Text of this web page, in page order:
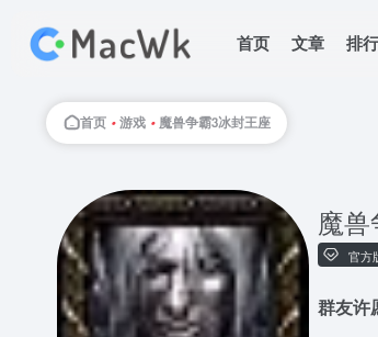
首页 文章 排行
首页 • 游戏 • 魔兽争霸3冰封王座
魔
官方
群友许